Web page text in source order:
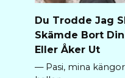
Du Trodde Jag
Skämde Bort
Eller Åker Ut
— Pasi, mina